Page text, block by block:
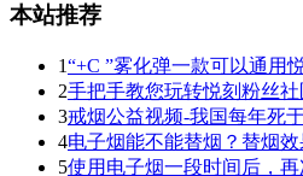
本站推荐
1“+C ”雾化弹一款可以通用
2手把手教您玩转悦刻粉丝社
3戒烟公益视频-我国每年死
4电子烟能不能替烟？替烟效
5使用电子烟一段时间后，